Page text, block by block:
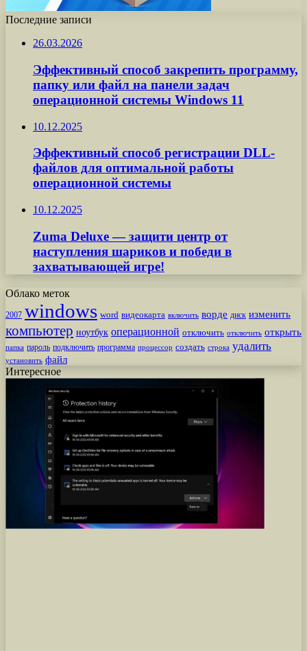
Последние записи
26.03.2026
Эффективный способ закрепить программу,
папку или файл на панели задач
операционной системы Windows 11
10.12.2025
Эффективный способ регистрации DLL-
файлов для оптимальной работы
операционной системы
10.12.2025
Zuma Deluxe — защити центр от
наступления шариков и победи в
захватывающей игре!
Облако меток
2007 windows word видеокарта включить ворде диск изменить
компьютер ноутбук операционной отключить отключить открыть
папка пароль подключить программа процессор создать строка удалить
установить файл
Интересное